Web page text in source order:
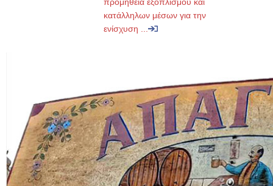
κατάλληλων μέσων για την
ενίσχυση ...